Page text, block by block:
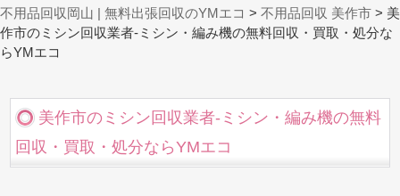
不用品回収岡山 | 無料出張回収のYMエコ > 不用品回収 美作市 > 美
作市のミシン回収業者-ミシン・編み機の無料回収・買取・処分な
らYMエコ
美作市のミシン回収業者-ミシン・編み機の無料
回収・買取・処分ならYMエコ